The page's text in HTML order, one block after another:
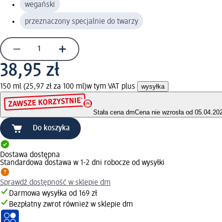
wegański
przeznaczony specjalnie do twarzy
38,95 zł
150 ml (25,97 zł za 100 ml)w tym VAT plus wysyłka
Stała cena dmCena nie wzrosła od
Do koszyka
Dostawa dostępna
Standardowa dostawa w 1-2 dni robocze od wysyłki
Sprawdź dostępność w sklepie dm
Darmowa wysyłka od 169 zł
Bezpłatny zwrot również w sklepie dm